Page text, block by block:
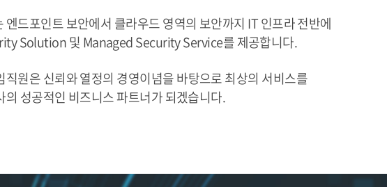
엔드포인트 보안에서 클라우드 영역의 보안까지 IT 인프라 전반에
Solution 및 Managed Security Service를 제공합니다.
직원은 신뢰와 열정의 경영이념을 바탕으로 최상의 서비스를
의 성공적인 비즈니스 파트너가 되겠습니다.